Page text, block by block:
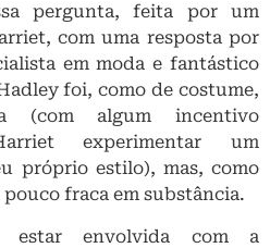
pergunta, feita por um
com uma resposta por
em moda e fantástico
foi, como de costume,
(com algum incentivo
experimentar um
próprio estilo), mas, como
fraca em substância.
estar envolvida com a